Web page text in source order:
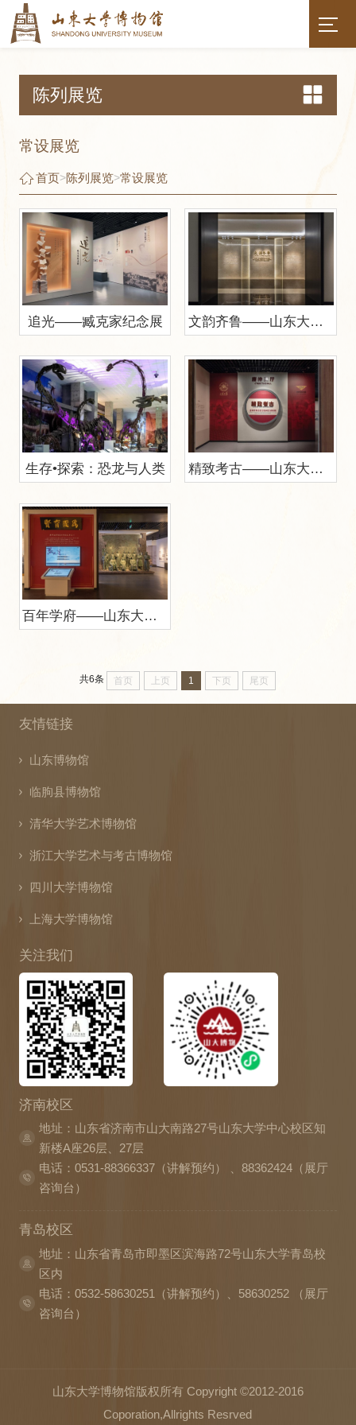
陈列展览
常设展览
首页>陈列展览>常设展览
追光——臧克家纪念展 文韵齐鲁——山东大学文物考古成果展
生存•探索：恐龙与人类 精致考古——山东大学唐仲英基金会项目成果展
百年学府——山东大学校史展
共6条 首页 上页 1 下页 尾页
友情链接
山东博物馆
临朐县博物馆
清华大学艺术博物馆
浙江大学艺术与考古博物馆
四川大学博物馆
上海大学博物馆
关注我们
济南校区
地址：山东省济南市山大南路27号山东大学中心校区知
新楼A座26层、27层
电话：0531-88366337（讲解预约） 、88362424（展厅
咨询台）
青岛校区
地址：山东省青岛市即墨区滨海路72号山东大学青岛校
区内
电话：0532-58630251（讲解预约）、58630252 （展厅
咨询台）
山东大学博物馆版权所有 Copyright ©2012-2016
Coporation,Allrights Resrved